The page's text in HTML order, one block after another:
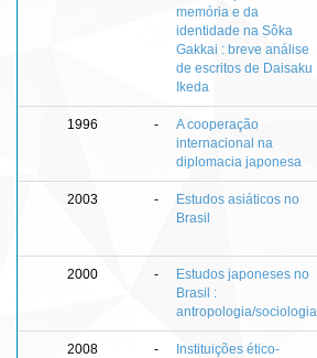
memória e da
identidade na Sôka
Gakkai : breve análise
de escritos de Daisaku
Ikeda
1996 -
A cooperação
internacional na
diplomacia japonesa
2003 -
Estudos asiáticos no
Brasil
2000 -
Estudos japoneses no
Brasil :
antropologia/sociologia
2008 -
Instituições ético-